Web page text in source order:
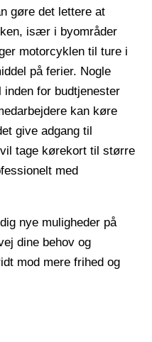
gøre det lettere at
især i byområder
motorcyklen til ture i
på ferier. Nogle
for budtjenester
kan køre
give adgang til
tage kørekort til større
med
nye muligheder på
dine behov og
mod mere frihed og